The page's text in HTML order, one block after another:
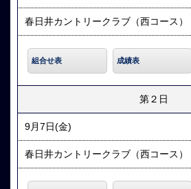
春日井カントリークラブ（西コース）
組合せ表 成績表
第２日
9月7日(金)
春日井カントリークラブ（西コース）